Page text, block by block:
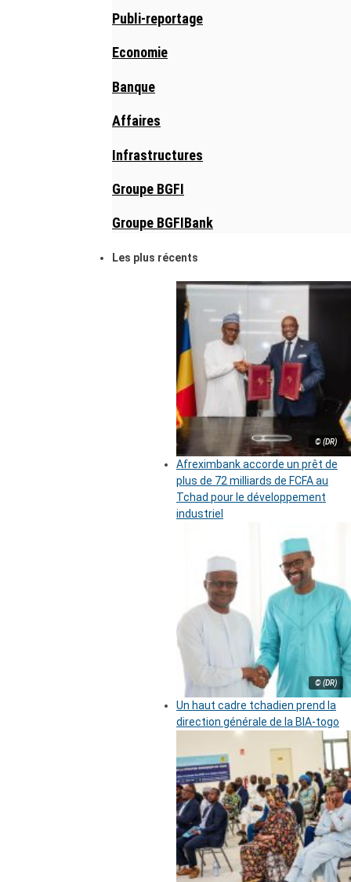
Publi-reportage
Economie
Banque
Affaires
Infrastructures
Groupe BGFI
Groupe BGFIBank
Les plus récents
© (DR)
Afreximbank accorde un prêt de
plus de 72 milliards de FCFA au
Tchad pour le développement
industriel
© (DR)
Un haut cadre tchadien prend la
direction générale de la BIA-togo